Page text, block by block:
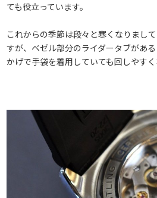
ても役立っています。
これからの季節は段々と寒くなりまし
すが、ベゼル部分のライダータブがあ
かげで手袋を着用していても回しやすく